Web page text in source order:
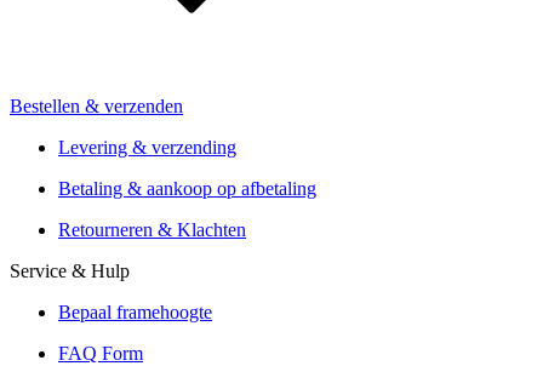
Installatie van de vakhandel
Aanbiedingen van meer dan 300 winkels
Verzending of Click & Collect
Reservering & proefrit ter plaatse
Bestellen & verzenden
Levering & verzending
Betaling & aankoop op afbetaling
Retourneren & Klachten
Service & Hulp
Bepaal framehoogte
FAQ Form